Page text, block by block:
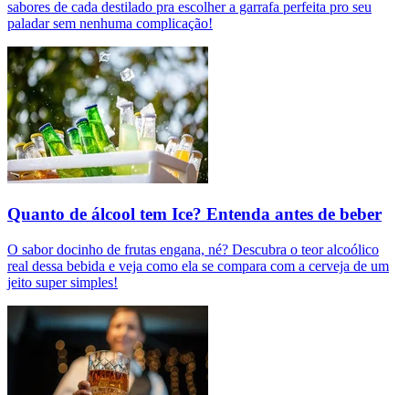
sabores de cada destilado pra escolher a garrafa perfeita pro seu
paladar sem nenhuma complicação!
Quanto de álcool tem Ice? Entenda antes de beber
O sabor docinho de frutas engana, né? Descubra o teor alcoólico
real dessa bebida e veja como ela se compara com a cerveja de um
jeito super simples!